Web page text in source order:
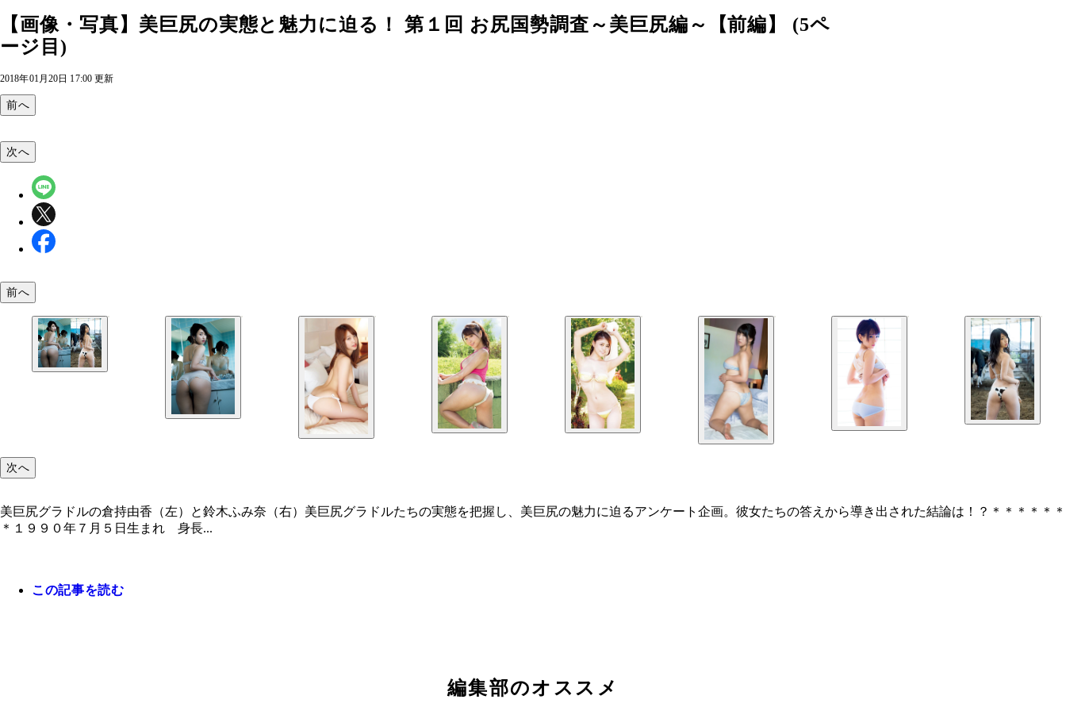
【画像・写真】美巨尻の実態と魅力に迫る！ 第１回 お尻国勢調査～美巨尻編～【前編】 (5ペ
ージ目)
2018年01月20日 17:00 更新
前へ
次へ
前へ
次へ
美巨尻グラドルの倉持由香（左）と鈴木ふみ奈（右）美巨尻グラドルたちの実態を把握し、美巨尻の魅力に迫るアンケート企画。彼女たちの答えから導き出された結論は！？＊＊＊＊＊＊
＊１９９０年７月５日生まれ 身長...
この記事を読む
編集部のオススメ